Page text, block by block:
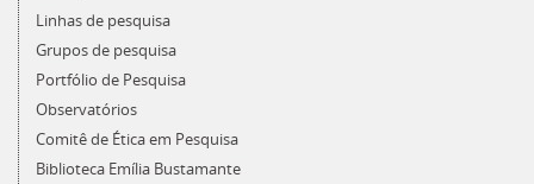
Linhas de pesquisa
Grupos de pesquisa
Portfólio de Pesquisa
Observatórios
Comitê de Ética em Pesquisa
Biblioteca Emília Bustamante